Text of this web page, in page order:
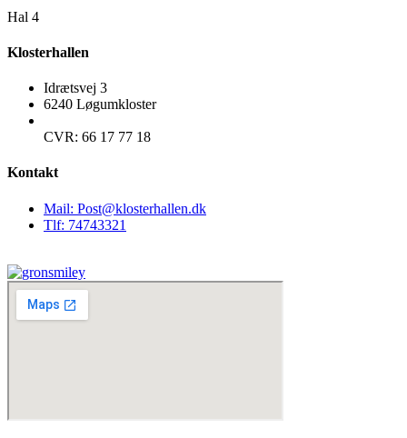
Hal 4
Klosterhallen
Idrætsvej 3
6240 Løgumkloster
CVR: 66 17 77 18
Kontakt
Mail: Post@klosterhallen.dk
Tlf: 74743321